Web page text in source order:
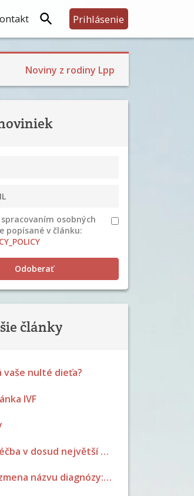
Prihlásenie
Noviny z rodiny Lpp
osobných
popísané v článku:
Odoberať
články
vaše nulté dieťa?
IVF
Úspěšná léčba v dosud největší NaPro studii
Užitočná zmena názvu diagnózy: PCOS sa mení na PMOS.